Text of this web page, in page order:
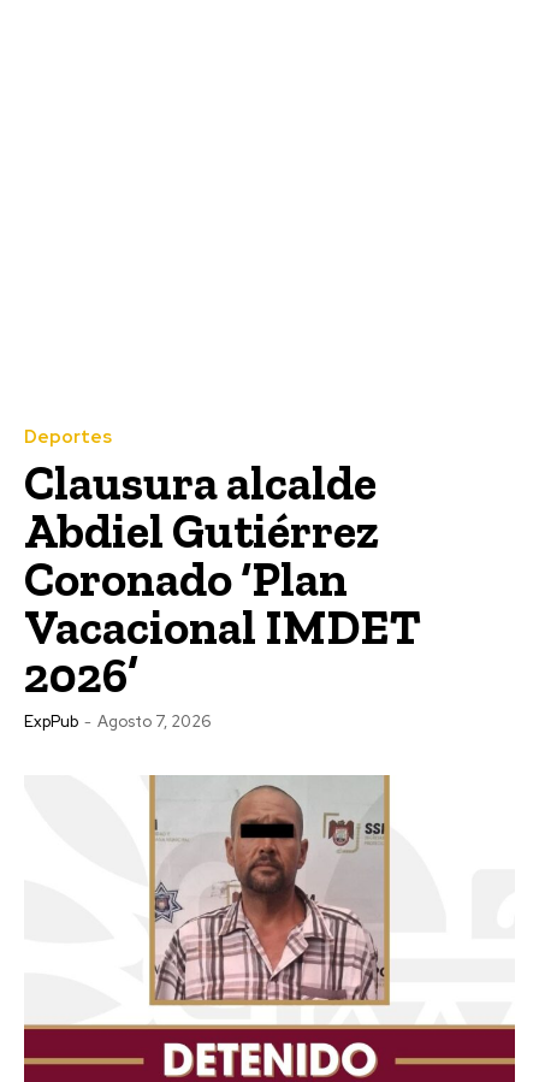
Deportes
Clausura alcalde
Abdiel Gutiérrez
Coronado ‘Plan
Vacacional IMDET
2026’
ExpPub - Agosto 7, 2026